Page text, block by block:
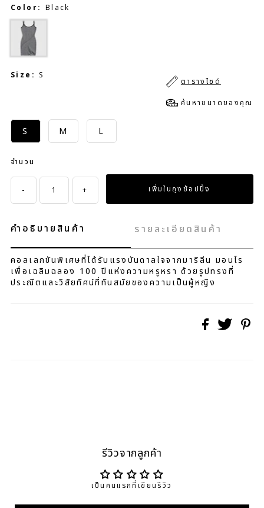
Color: Black
Size: S
ตารางไซด์
ค้นหาขนาดของคุณ
S M L
จำนวน
- +
คำอธิบายสินค้า รายละเอียดสินค้า
คอลเลกชันพิเศษที่ได้รับแรงบันดาลใจจากมาริลีน มอนโร
เพื่อเฉลิมฉลอง 100 ปีแห่งความหรูหรา ด้วยรูปทรงที่
ประณีตและวิสัยทัศน์ที่ทันสมัยของความเป็นผู้หญิง
รีวิวจากลูกค้า
เป็นคนแรกที่เขียนรีวิว